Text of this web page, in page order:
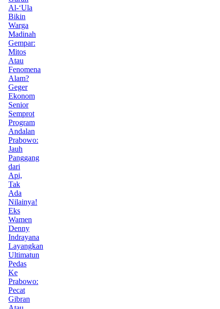
Al-‘Ula
Bikin
Warga
Madinah
Gempar:
Mitos
Atau
Fenomena
Alam?
Geger
Ekonom
Senior
Semprot
Program
Andalan
Prabowo:
Jauh
Panggang
dari
Api,
Tak
Ada
Nilainya!
Eks
Wamen
Denny
Indrayana
Layangkan
Ultimatun
Pedas
Ke
Prabowo:
Pecat
Gibran